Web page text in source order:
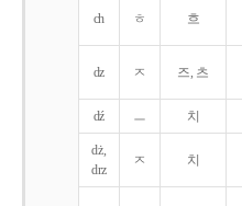
ch ㅎ 흐
dz ㅈ 즈, 츠
dź ㅡ 치
dż,
drz
ㅈ 치